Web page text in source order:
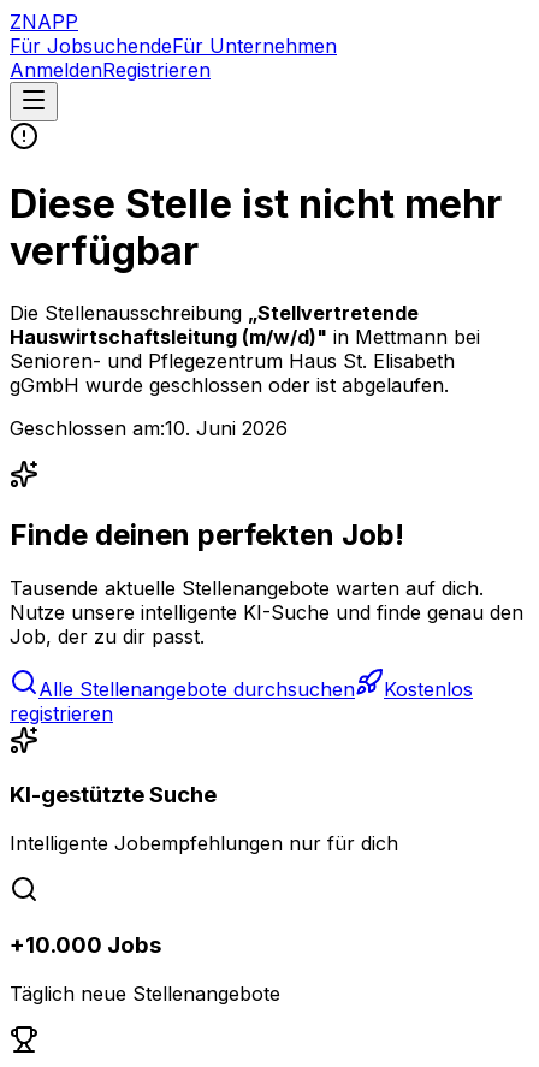
ZNAPP
Für JobsuchendeFür Unternehmen
AnmeldenRegistrieren
Diese Stelle ist nicht mehr
verfügbar
Die Stellenausschreibung „Stellvertretende
Hauswirtschaftsleitung (m/w/d)" in Mettmann bei
Senioren- und Pflegezentrum Haus St. Elisabeth
gGmbH wurde geschlossen oder ist abgelaufen.
Geschlossen am:10. Juni 2026
Finde deinen perfekten Job!
Tausende aktuelle Stellenangebote warten auf dich.
Nutze unsere intelligente KI-Suche und finde genau den
Job, der zu dir passt.
Alle Stellenangebote durchsuchen
Kostenlos
registrieren
KI-gestützte Suche
Intelligente Jobempfehlungen nur für dich
+10.000 Jobs
Täglich neue Stellenangebote